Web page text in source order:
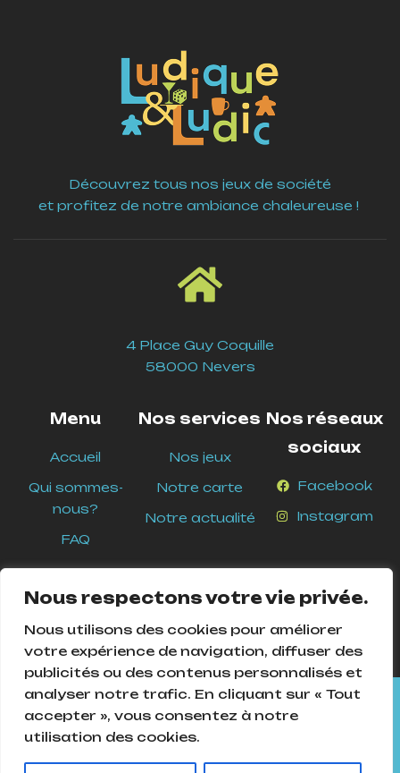
Nous respectons votre vie privée.
Nous utilisons des cookies pour améliorer
votre expérience de navigation, diffuser des
publicités ou des contenus personnalisés et
analyser notre trafic. En cliquant sur « Tout
accepter », vous consentez à notre
utilisation des cookies.
Découvrez tous nos jeux de société
et profitez de notre ambiance chaleureuse !
4 Place Guy Coquille
58000 Nevers
Menu
Accueil
Qui sommes-
nous?
FAQ
Nos services
Nos jeux
Notre carte
Notre actualité
Nos réseaux
sociaux
Facebook
Instagram
Cookies Pour assurer le bon fonctionnement de ce site, nous
devons parfois enregistrer de petits fichiers de données sur